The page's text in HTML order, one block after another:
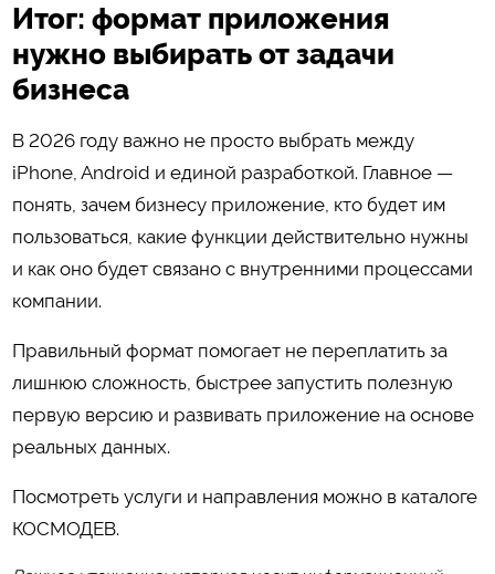
Итог: формат приложения
нужно выбирать от задачи
бизнеса
В 2026 году важно не просто выбрать между
iPhone, Android и единой разработкой. Главное —
понять, зачем бизнесу приложение, кто будет им
пользоваться, какие функции действительно нужны
и как оно будет связано с внутренними процессами
компании.
Правильный формат помогает не переплатить за
лишнюю сложность, быстрее запустить полезную
первую версию и развивать приложение на основе
реальных данных.
Посмотреть услуги и направления можно в каталоге
КОСМОДЕВ.